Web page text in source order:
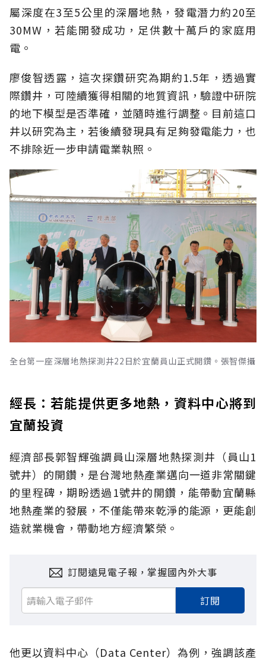
屬深度在3至5公里的深層地熱，發電潛力約20至
30MW，若能開發成功，足供數十萬戶的家庭用
電。
廖俊智透露，這次探鑽研究為期約1.5年，透過實
際鑽井，可陸續獲得相關的地質資訊，驗證中研院
的地下模型是否準確，並隨時進行調整。目前這口
井以研究為主，若後續發現具有足夠發電能力，也
不排除近一步申請電業執照。
全台第一座深層地熱探測井22日於宜蘭員山正式開鑽。張智傑攝
經長：若能提供更多地熱，資料中心將到
宜蘭投資
經濟部長郭智輝強調員山深層地熱探測井（員山1
號井）的開鑽，是台灣地熱產業邁向一道非常關鍵
的里程碑，期盼透過1號井的開鑽，能帶動宜蘭縣
地熱產業的發展，不僅能帶來乾淨的能源，更能創
造就業機會，帶動地方經濟繁榮。
訂閱遠見電子報，掌握國內外大事
訂閱
他更以資料中心（Data Center）為例，強調該產